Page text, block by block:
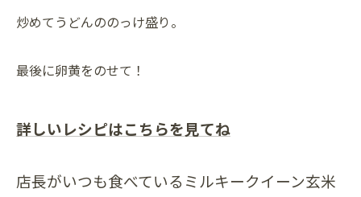
炒めてうどんののっけ盛り。
最後に卵黄をのせて！
詳しいレシピはこちらを見てね
店長がいつも食べているミルキークイーン玄米